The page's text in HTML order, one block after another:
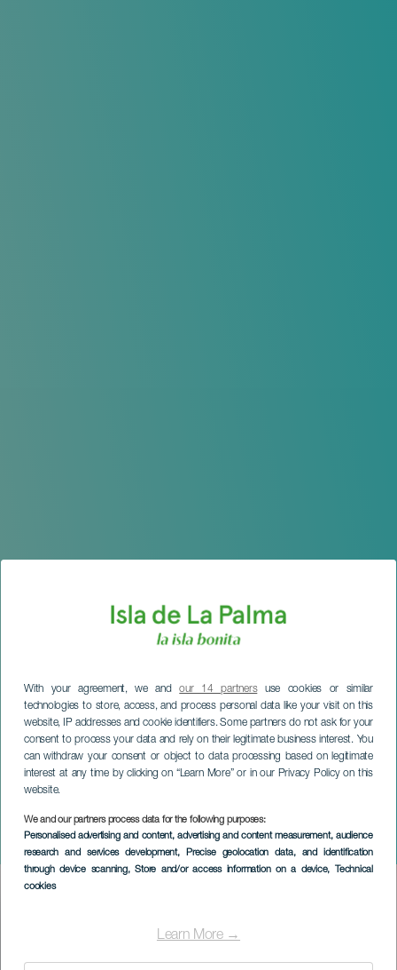
With your agreement, we andour 14 partnersuse cookies or similar
technologies to store, access, and process personal data like your visit on this
website, IP addresses and cookie identifiers. Some partners do not ask for your
consent to process your data and rely on their legitimate business interest. You
can withdraw your consent or object to data processing based on legitimate
interest at any time by clicking on “Learn More” or in our Privacy Policy on this
website.
We and our partners process data for the following purposes:
Personalised advertising and content, advertising and content measurement, audience
research and services development, Precise geolocation data, and identification
through device scanning, Store and/or access information on a device, Technical
cookies
Learn More →
Kerstmarkt in Tijarafe
LA PALMA
Imagen